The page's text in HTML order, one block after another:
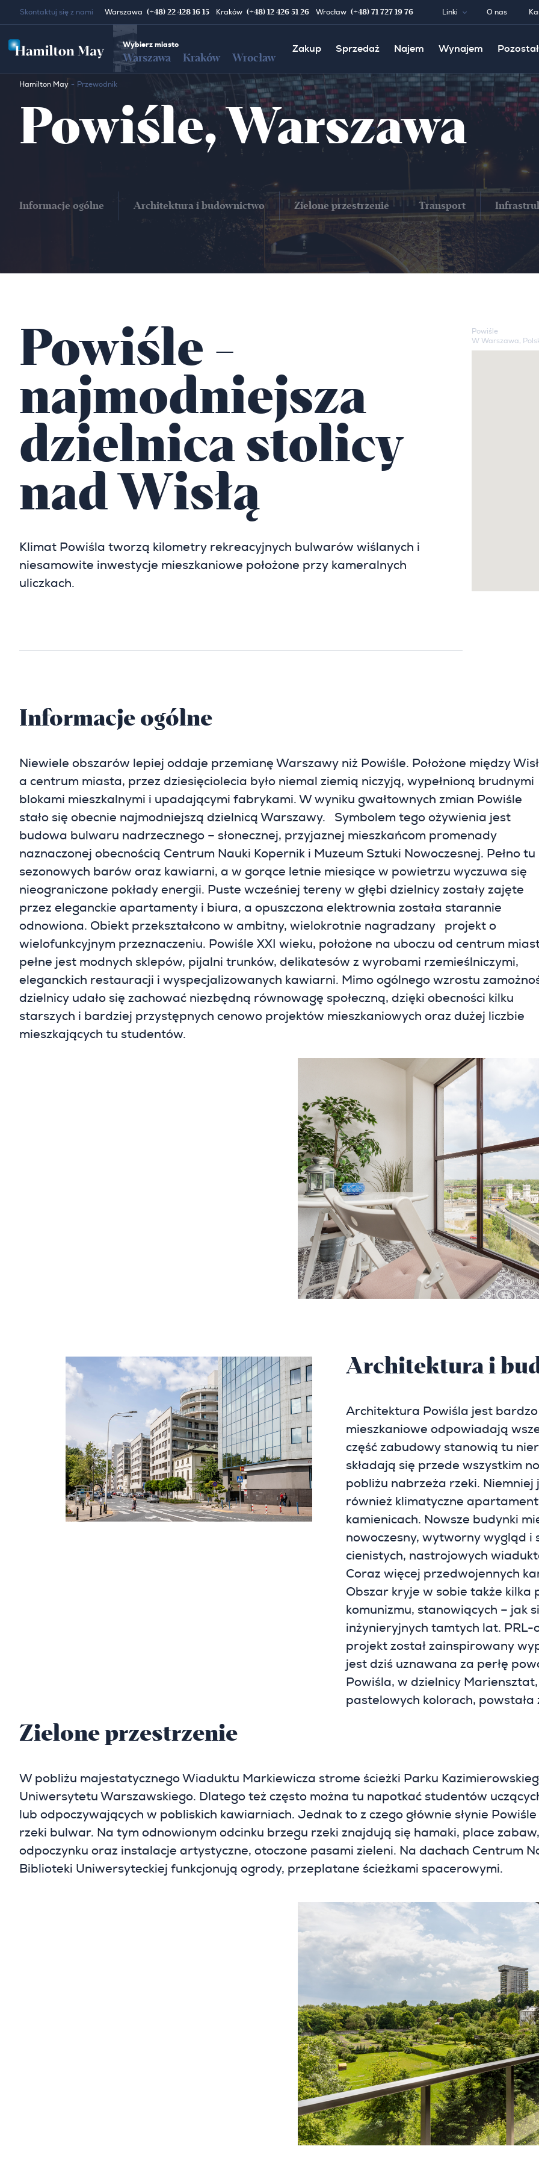
Skontaktuj się z nami Warszawa (+48) 22 428 16 15 Kraków (+48) 12 426 51 26 Wrocław (+48) 71 727 19 76 Linki O nas
Wybierz miasto
Warszawa Kraków Wrocław
Zakup Sprzedaż Najem Wynajem
Hamilton May Przewodnik
Powiśle, Warszawa
Informacje ogólne Architektura i budownictwo Zielone przestrzenie Transport
Powiśle -
najmodniejsza
dzielnica stolicy
nad Wisłą
Klimat Powiśla tworzą kilometry rekreacyjnych bulwarów wiślanych i
niesamowite inwestycje mieszkaniowe położone przy kameralnych
uliczkach.
Powiśle
W Warszawa,
Informacje ogólne
Niewiele obszarów lepiej oddaje przemianę Warszawy niż Powiśle. Położone między
a centrum miasta, przez dziesięciolecia było niemal ziemią niczyją, wypełnioną brudnymi
blokami mieszkalnymi i upadającymi fabrykami. W wyniku gwałtownych zmian Powiśle
stało się obecnie najmodniejszą dzielnicą Warszawy.
Symbolem tego ożywienia jest
budowa bulwaru nadrzecznego – słonecznej, przyjaznej mieszkańcom promenady
naznaczonej obecnością Centrum Nauki Kopernik i Muzeum Sztuki Nowoczesnej. Pełno tu
sezonowych barów oraz kawiarni, a w gorące letnie miesiące w powietrzu wyczuwa się
nieograniczone pokłady energii. Puste wcześniej tereny w głębi dzielnicy zostały zajęte
przez eleganckie apartamenty i biura, a opuszczona elektrownia została starannie
odnowiona. Obiekt przekształcono w ambitny, wielokrotnie nagradzany
projekt o
wielofunkcyjnym przeznaczeniu. Powiśle XXI wieku, położone na uboczu od centrum
pełne jest modnych sklepów, pijalni trunków, delikatesów z wyrobami rzemieślniczymi,
eleganckich restauracji i wyspecjalizowanych kawiarni. Mimo ogólnego wzrostu
dzielnicy udało się zachować niezbędną równowagę społeczną, dzięki obecności kilku
starszych i bardziej przystępnych cenowo projektów mieszkaniowych oraz dużej liczbie
mieszkających tu studentów.
Architektura i
Architektura Powiśla jest
mieszkaniowe odpowiadają
część zabudowy stanowią tu
składają się przede wszystkim
pobliżu nabrzeża rzeki.
również klimatyczne
kamienicach. Nowsze budynki
nowoczesny, wytworny wygląd
cienistych, nastrojowych
Coraz więcej przedwojennych
Obszar kryje w sobie także kilka
komunizmu, stanowiących – jak
inżynieryjnych tamtych lat.
projekt został zainspirowany
jest dziś uznawana za perłę
Powiśla, w dzielnicy
pastelowych kolorach, powstała
Zielone przestrzenie
W pobliżu majestatycznego Wiaduktu Markiewicza strome ścieżki Parku
Uniwersytetu Warszawskiego. Dlatego też często można tu napotkać studentów
lub odpoczywających w pobliskich kawiarniach. Jednak to z czego głównie słynie
rzeki bulwar. Na tym odnowionym odcinku brzegu rzeki znajdują się hamaki, place
odpoczynku oraz instalacje artystyczne, otoczone pasami zieleni. Na dachach Centrum
Biblioteki Uniwersyteckiej funkcjonują ogrody, przeplatane ścieżkami spacerowymi.